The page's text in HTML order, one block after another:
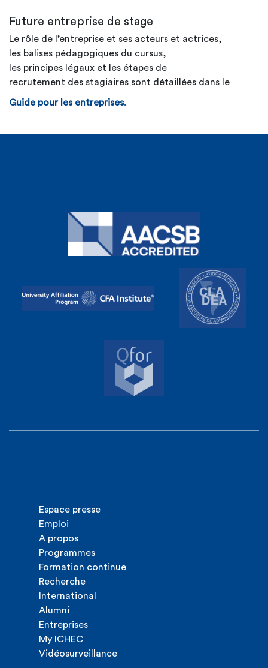
Future entreprise de stage
Le rôle de l’entreprise et ses acteurs et actrices,
les balises pédagogiques du cursus,
les principes légaux et les étapes de
recrutement des stagiaires sont détaillées dans le
Guide pour les entreprises.
Espace presse
Emploi
A propos
Programmes
Formation continue
Recherche
International
Alumni
Entreprises
My ICHEC
Vidéosurveillance